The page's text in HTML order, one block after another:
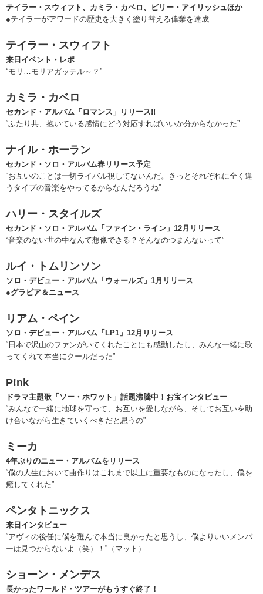
テイラー・スウィフト、カミラ・カベロ、ビリー・アイリッシュほか
●テイラーがアワードの歴史を大きく塗り替える偉業を達成
テイラー・スウィフト
来日イベント・レポ
“モリ…モリアガッテル～？”
カミラ・カベロ
セカンド・アルバム「ロマンス」リリース!!
“ふたり共、抱いている感情にどう対応すればいいか分からなかった”
ナイル・ホーラン
セカンド・ソロ・アルバム春リリース予定
“お互いのことは一切ライバル視してないんだ。きっとそれぞれに全く違
うタイプの音楽をやってるからなんだろうね”
ハリー・スタイルズ
セカンド・ソロ・アルバム「ファイン・ライン」12月リリース
“音楽のない世の中なんて想像できる？そんなのつまんないって”
ルイ・トムリンソン
ソロ・デビュー・アルバム「ウォールズ」1月リリース
●グラビア＆ニュース
リアム・ペイン
ソロ・デビュー・アルバム「LP1」12月リリース
“日本で沢山のファンがいてくれたことにも感動したし、みんな一緒に歌
ってくれて本当にクールだった”
P!nk
ドラマ主題歌「ソー・ホワット」話題沸騰中！お宝インタビュー
“みんなで一緒に地球を守って、お互いを愛しながら、そしてお互いを助
け合いながら生きていくべきだと思うの”
ミーカ
4年ぶりのニュー・アルバムをリリース
“僕の人生において曲作りはこれまで以上に重要なものになったし、僕を
癒してくれた”
ペンタトニックス
来日インタビュー
“アヴィの後任に僕を選んで本当に良かったと思うし、僕よりいいメンバ
ーは見つからないよ（笑）！”（マット）
ショーン・メンデス
長かったワールド・ツアーがもうすぐ終了！